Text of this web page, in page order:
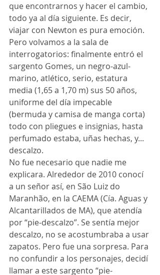
que encontrarnos y hacer el cambio,
todo ya al día siguiente. Es decir,
viajar con Newton es pura emoción.
Pero volvamos a la sala de
interrogatorios: finalmente entró el
sargento Gomes, un negro-azul-
marino, atlético, serio, estatura
media (1,65 a 1,70 m) sus 50 años,
uniforme del día impecable
(bermuda y camisa de manga corta)
todo con pliegues e insignias, hasta
perfumado estaba, uñas hechas, y...
descalzo.
No fue necesario que nadie me
explicara. Alrededor de 2010 conocí
a un señor así, en São Luiz do
Maranhão, en la CAEMA (Cía. Aguas y
Alcantarillados de MA), que atendía
por “pie-descalzo”. Se sentía mejor
descalzo, no se acostumbraba a usar
zapatos. Pero fue una sorpresa. Para
no confundir a los personajes, decidí
llamar a este sargento “pie-